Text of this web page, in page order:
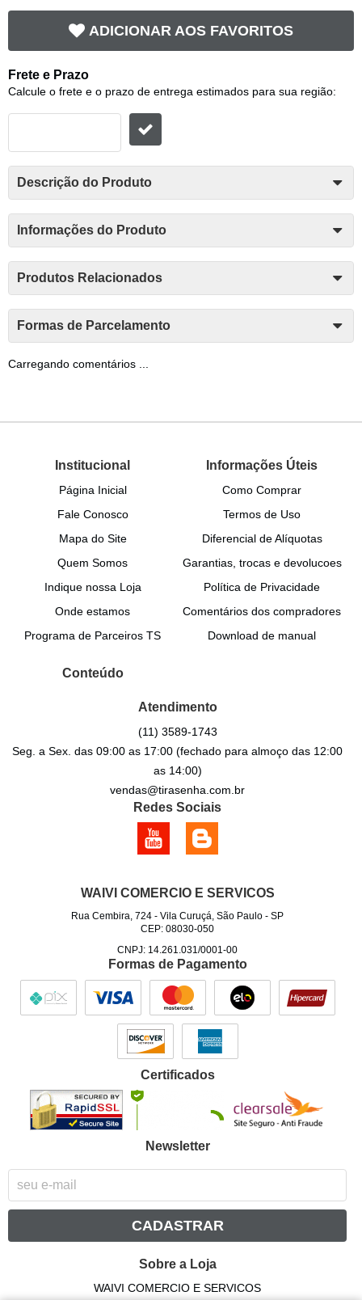
ADICIONAR AOS FAVORITOS
Frete e Prazo
Calcule o frete e o prazo de entrega estimados para sua região:
Descrição do Produto
Informações do Produto
Produtos Relacionados
Formas de Parcelamento
Carregando comentários ...
Institucional
Página Inicial
Fale Conosco
Mapa do Site
Quem Somos
Indique nossa Loja
Onde estamos
Programa de Parceiros TS
Informações Úteis
Como Comprar
Termos de Uso
Diferencial de Alíquotas
Garantias, trocas e devolucoes
Política de Privacidade
Comentários dos compradores
Download de manual
Conteúdo
Atendimento
(11) 3589-1743
Seg. a Sex. das 09:00 as 17:00 (fechado para almoço das 12:00
as 14:00)
vendas@tirasenha.com.br
Redes Sociais
WAIVI COMERCIO E SERVICOS
Rua Cembira, 724 -Vila Curuçá, São Paulo -SP
CEP: 08030-050
CNPJ: 14.261.031/0001-00
Formas de Pagamento
Certificados
Newsletter
CADASTRAR
Sobre a Loja
WAIVI COMERCIO E SERVICOS